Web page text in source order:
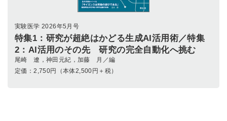
実験医学 2026年5月号
特集1：研究が超絶はかどる生成AI活用術／特集
2：AI活用のその先 研究の完全自動化へ挑む
尾崎 遼，神田元紀，加藤 月／編
定価：2,750円（本体2,500円＋税）